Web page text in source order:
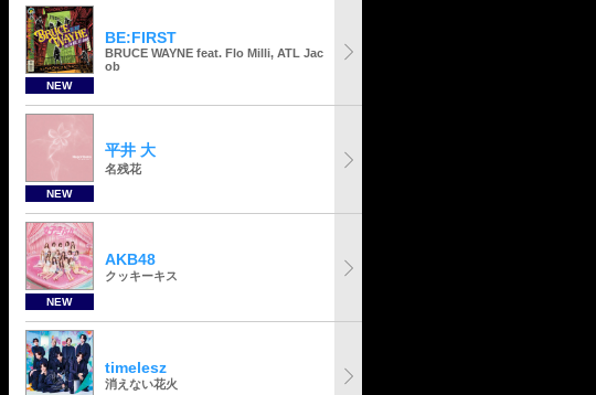
NEW
BE:FIRST
BRUCE WAYNE feat. Flo Milli, ATL Jac
ob
NEW
平井 大
名残花
NEW
AKB48
クッキーキス
timelesz
消えない花火